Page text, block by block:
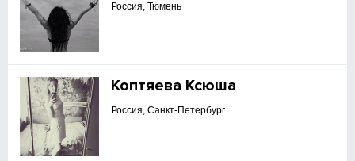
Россия, Тюмень
Коптяева Ксюша
Россия, Санкт-Петербург